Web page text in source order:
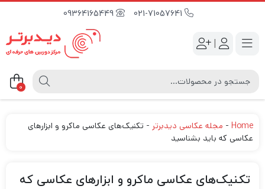
09364165449
|
0
Home
- مجله عکاسی دیدبرتر - تکنیک‌های عکاسی ماکرو و ابزارهای
عکاسی که باید بشناسید
تکنیک‌های عکاسی ماکرو و ابزارهای عکاسی که